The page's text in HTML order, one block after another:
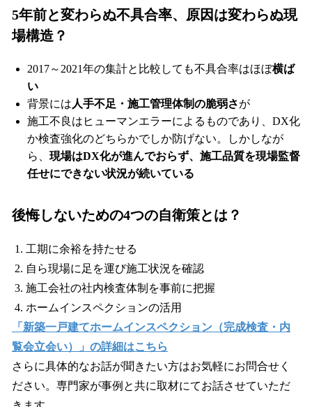
5年前と変わらぬ不具合率、原因は変わらぬ現
場構造？
2017～2021年の集計と比較しても不具合率はほぼ横ば
い
背景には人手不足・施工管理体制の脆弱さが
施工不良はヒューマンエラーによるものであり、DX化
か検査強化のどちらかでしか防げない。しかしなが
ら、 現場はDX化が進んでおらず、施工品質を現場監督
任せにできない状況が続いている
後悔しないための4つの自衛策とは？
工期に余裕を持たせる
自ら現場に足を運び施工状況を確認
施工会社の社内検査体制を事前に把握
ホームインスペクションの活用
「新築一戸建てホームインスペクション（完成検査・内
覧会立会い）」の詳細はこちら
さらに具体的なお話が聞きたい方はお気軽にお問合せく
ださい。専門家が事例と共に取材にてお話させていただ